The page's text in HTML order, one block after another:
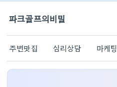
파크골프의비밀
주변맛집 심리상담 마케팅